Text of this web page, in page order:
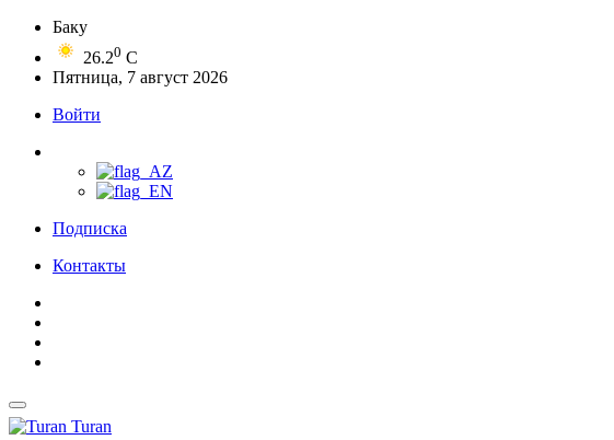
Баку
26.20 C
Пятница, 7 август 2026
Войти
Подписка
Контакты
Turan